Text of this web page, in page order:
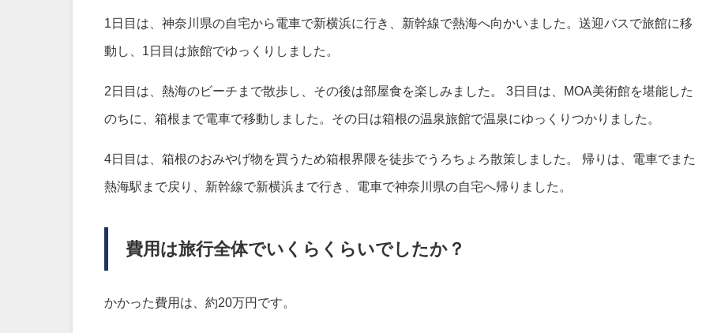
1日目は、神奈川県の自宅から電車で新横浜に行き、新幹線で熱海へ向かいました。送迎バスで旅館に移
動し、1日目は旅館でゆっくりしました。
2日目は、熱海のビーチまで散歩し、その後は部屋食を楽しみました。 3日目は、MOA美術館を堪能した
のちに、箱根まで電車で移動しました。その日は箱根の温泉旅館で温泉にゆっくりつかりました。
4日目は、箱根のおみやげ物を買うため箱根界隈を徒歩でうろちょろ散策しました。 帰りは、電車でまた
熱海駅まで戻り、新幹線で新横浜まで行き、電車で神奈川県の自宅へ帰りました。
費用は旅行全体でいくらくらいでしたか？
かかった費用は、約20万円です。